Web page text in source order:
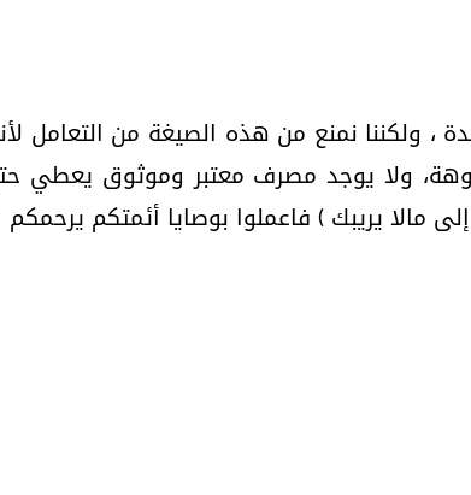
، ولكننا نمنع من هذه الصيغة من التعامل
ولا يوجد مصرف معتبر وموثوق يعطي
مالا يريبك ) فاعملوا بوصايا أئمتكم يرحمكم